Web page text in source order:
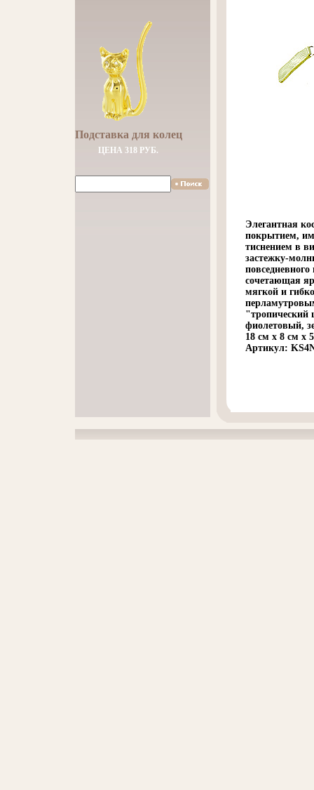
Подставка для колец
ЦЕНА 318 РУБ.
Элегантная
покрытием,
тиснением в
застежку-
сочетающая
мягкой и
"тропический
фиолетовый,
18 см x 8 см x
Артикул: